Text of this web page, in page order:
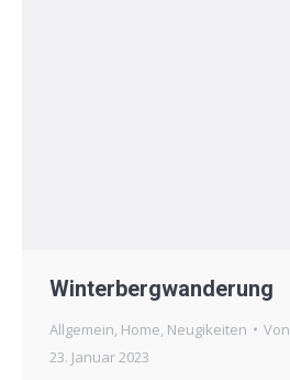
Winterbergwanderung
Allgemein, Home, Neugikeiten Von
23. Januar 2023